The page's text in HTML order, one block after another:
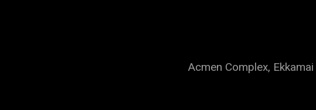
Acmen Complex,